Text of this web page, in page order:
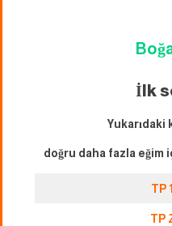
İlk
Yukarıdaki
doğru daha fazla
TP
TP